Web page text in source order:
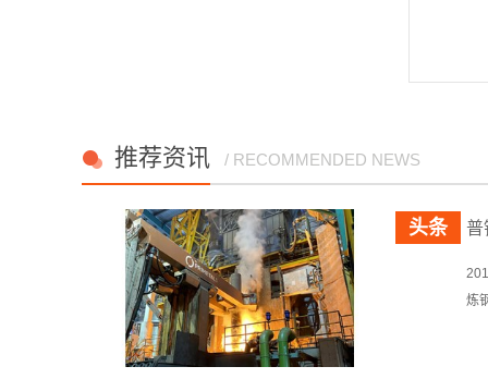
推荐资讯 / RECOMMENDED NEWS
普
炼